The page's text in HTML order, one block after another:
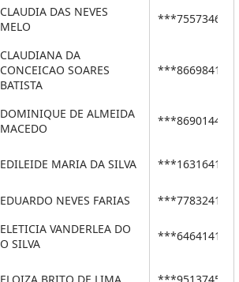
CLAUDIA DAS NEVES
MELO
***75573462**
CLAUDIANA DA
CONCEICAO SOARES
BATISTA
***86698415**
DOMINIQUE DE ALMEIDA
MACEDO
***86901449**
EDILEIDE MARIA DA SILVA ***16316416**
EDUARDO NEVES FARIAS
***77832410**
ELETICIA VANDERLEA DO
O SILVA
***64641412**